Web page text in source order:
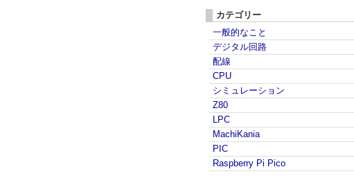
カテゴリー
一般的なこと
デジタル回路
配線
CPU
シミュレーション
Z80
LPC
MachiKania
PIC
Raspberry Pi Pico